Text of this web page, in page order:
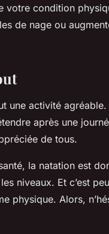
votre condition
de nage ou
une activité agréable.
après une
de tous.
la natation est
niveaux. Et c’est
physique. Alors,